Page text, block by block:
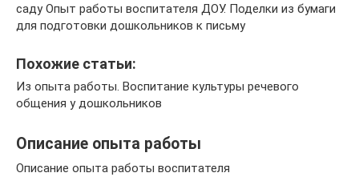
саду Опыт работы воспитателя ДОУ. Поделки из бумаги
для подготовки дошкольников к письму
Похожие статьи:
Из опыта работы. Воспитание культуры речевого
общения у дошкольников
Описание опыта работы
Описание опыта работы воспитателя